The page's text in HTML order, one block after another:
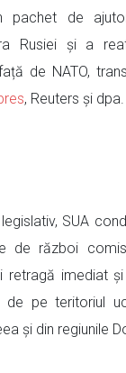
pachet de
Rusiei și a
de NATO,
, Reuters și dpa.
SUA
de război
retragă imediat
pe teritoriul
și din regiunile